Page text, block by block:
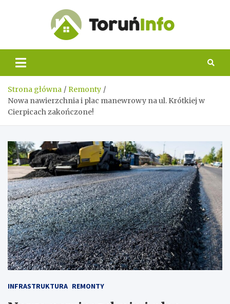
Info
Strona główna
Remonty
Nowa nawierzchnia i plac manewrowy na ul. Krótkiej w
Cierpicach zakończone!
INFRASTRUKTURA REMONTY